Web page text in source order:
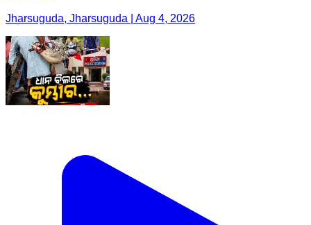
Jharsuguda, Jharsuguda | Aug 4, 2026